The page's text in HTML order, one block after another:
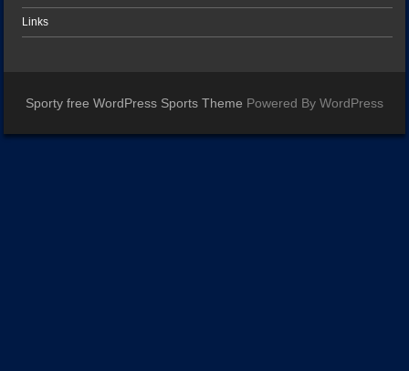
Links
Sporty free WordPress Sports Theme Powered By WordPress